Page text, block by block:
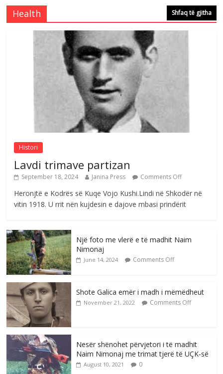
Comments Off
Çlirimtari Mentor Mushkolaj nderohet
me mirenjohje nga Xhevdet Qeriqi Dega
e invalidëve në Fushë Kosovë
August 4, 2026 Comments Off
Sulm , pse të dua ty
August 8, 2026 Comments Off
Health Shfaq të gjitha
Histori
Lavdi trimave partizan
September 18, 2024 Janina Press Comments Off
Heronjtë e Kodrës së Kuqe Vojo Kushi.Lindi në Shkodër në
vitin 1918. U rrit nën kujdesin e dajove mbasi prindërit
Një foto me vlerë e të madhit Naim
Nimonaj
June 14, 2024 Comments Off
Shote Galica emër i madh i mëmëdheut
November 21, 2022 Comments Off
Nesër shënohet përvjetori i të madhit
Naim Nimonaj me trimat tjerë të UÇK-së
August 10, 2021 0